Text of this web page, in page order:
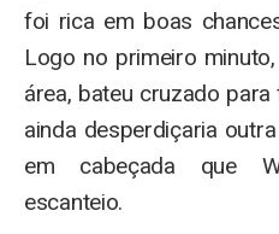
foi rica em boas
Logo no primeiro
área, bateu cruzado
ainda desperdiçaria
em cabeçada que
escanteio.